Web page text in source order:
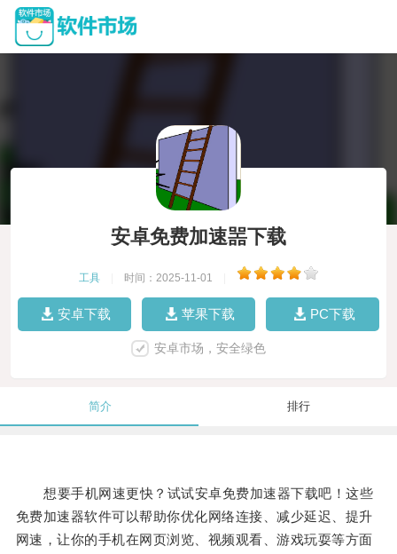
安卓免费加速噐下载
工具 时间：2025-11-01
安卓下载 苹果下载 PC下载
安卓市场，安全绿色
简介 排行
想要手机网速更快？试试安卓免费加速器下载吧！这些
免费加速器软件可以帮助你优化网络连接、减少延迟、提升
网速，让你的手机在网页浏览、视频观看、游戏玩耍等方面